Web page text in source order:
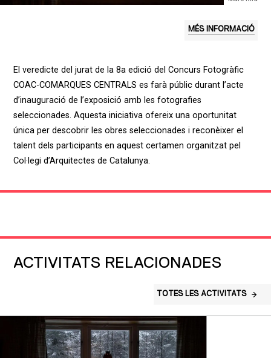
MÉS INFORMACIÓ
El veredicte del jurat de la 8a edició del Concurs Fotogràfic
COAC-COMARQUES CENTRALS es farà públic durant l’acte
d’inauguració de l’exposició amb les fotografies
seleccionades. Aquesta iniciativa ofereix una oportunitat
única per descobrir les obres seleccionades i reconèixer el
talent dels participants en aquest certamen organitzat pel
Col·legi d’Arquitectes de Catalunya.
ACTIVITATS RELACIONADES
TOTES LES ACTIVITATS